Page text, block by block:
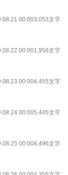
00:003,053文字
00:001,956文字
00:004,455文字
00:005,445文字
00:004,496文字